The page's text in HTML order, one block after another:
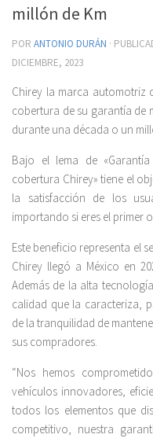
millón de Km
POR ANTONIO DURÁN ·
DICIEMBRE, 2023
Chirey la marca automotriz
cobertura de su garantía de
durante una década o un
Bajo el lema de
cobertura Chirey» tiene el
la satisfacción de los
importando si eres el primer
Este beneficio representa el
Chirey llegó a México en
Además de la alta
calidad que la caracteriza,
de la tranquilidad de
sus compradores.
“Nos hemos
vehículos innovadores,
todos los elementos que
competitivo, nuestra